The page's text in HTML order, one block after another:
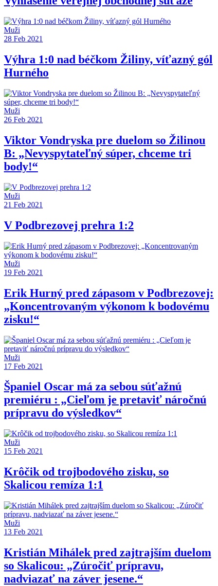
Muži
28 Feb 2021
Výhra 1:0 nad béčkom Žiliny, víťazný gól
Hurného
Muži
26 Feb 2021
Viktor Vondryska pre duelom so Žilinou
B: „Nevyspytateľný súper, chceme tri
body!“
Muži
21 Feb 2021
V Podbrezovej prehra 1:2
Muži
19 Feb 2021
Erik Hurný pred zápasom v Podbrezovej:
„Koncentrovaným výkonom k bodovému
zisku!“
Muži
17 Feb 2021
Španiel Oscar má za sebou súťažnú
premiéru : „Cieľom je pretaviť náročnú
prípravu do výsledkov“
Muži
15 Feb 2021
Krôčik od trojbodového zisku, so
Skalicou remíza 1:1
Muži
13 Feb 2021
Kristián Mihálek pred zajtrajším duelom
so Skalicou: „Zúročiť prípravu,
nadviazať na záver jesene.“